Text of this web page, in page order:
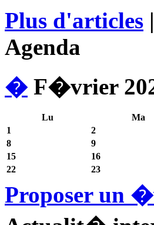
Plus d'articles |
Agenda
�F�vrier
Lu Ma
1
2
8
9
15
16
22
23
Proposer un